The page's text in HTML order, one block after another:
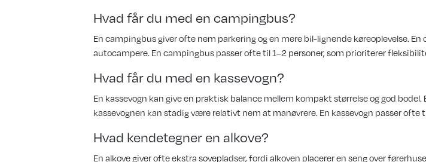
Hvad får du med en campingbus?
En campingbus giver ofte nem parkering og en mere bil-lignende køreoplevelse.
autocampere. En campingbus passer ofte til 1–2 personer, som prioriterer
Hvad får du med en kassevogn?
En kassevogn kan give en praktisk balance mellem kompakt størrelse og god
kassevognen kan stadig være relativt nem at manøvrere. En kassevogn passer
Hvad kendetegner en alkove?
En alkove giver ofte ekstra sovepladser, fordi alkoven placerer en seng over